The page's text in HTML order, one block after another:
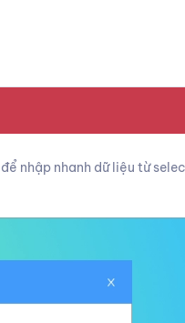
nhập nhanh dữ liệu từ